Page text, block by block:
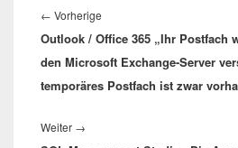
← Vorherige
Beitrag:
Outlook / Office 365 „Ihr Postfach
den Microsoft Exchange-Server
temporäres Postfach ist zwar
Weiter →